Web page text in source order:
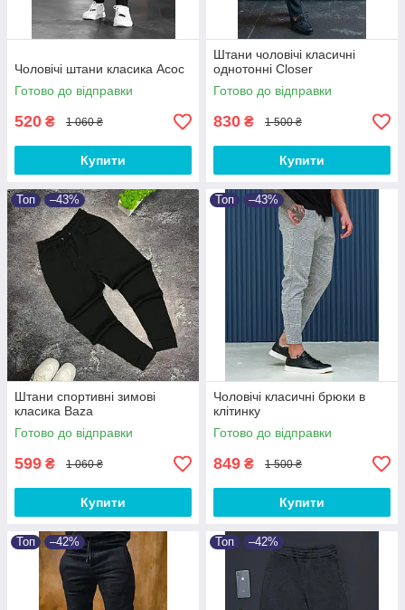
Чоловічі штани класика Асос
Готово до відправки
520 ₴ 1 060 ₴
Купити
Штани чоловічі класичні
однотонні Closer
Готово до відправки
830 ₴ 1 500 ₴
Купити
Топ –43%
Штани спортивні зимові
класика Baza
Готово до відправки
599 ₴ 1 060 ₴
Купити
Топ –43%
Чоловічі класичні брюки в
клітинку
Готово до відправки
849 ₴ 1 500 ₴
Купити
Топ –42% Топ –42%